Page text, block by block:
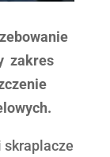
zakres
skraplacze